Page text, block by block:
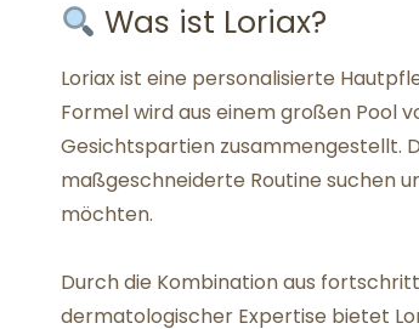
Was ist Loriax?
Loriax ist eine personalisierte
Formel wird aus einem großen Pool
Gesichtspartien zusammengestellt.
maßgeschneiderte Routine suchen
möchten.
Durch die Kombination aus
dermatologischer Expertise bietet